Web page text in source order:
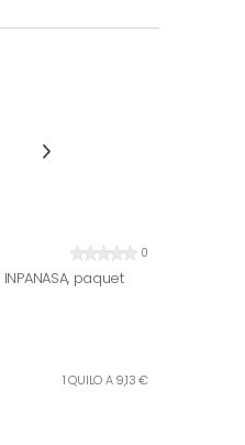
0
paquet
1 QUILO A 9,13 €